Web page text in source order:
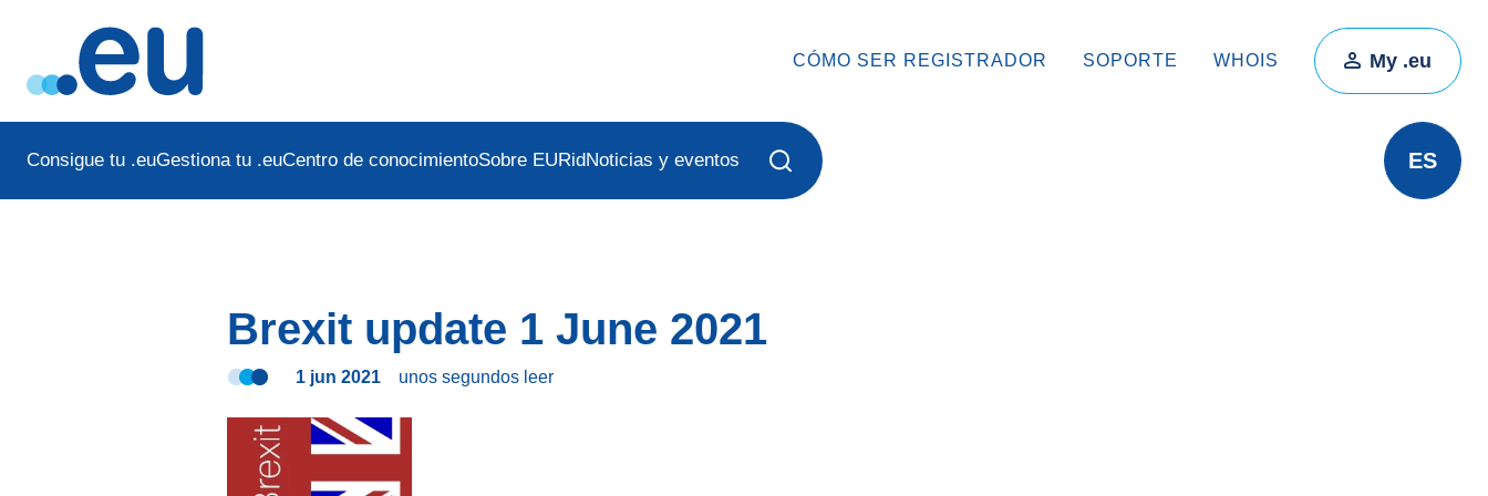
CÓMO SER REGISTRADOR SOPORTE WHOIS My .eu
Consigue tu .euGestiona tu .euCentro de conocimientoSobre EURidNoticias y eventos ES
Brexit update 1 June 2021
1 jun 2021 unos segundos leer